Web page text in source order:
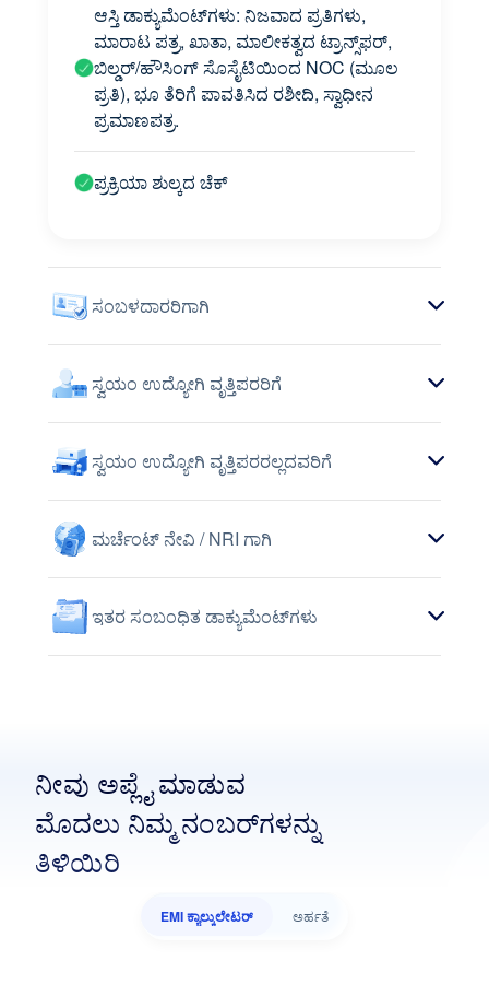
ಆಸ್ತಿ ಡಾಕ್ಯುಮೆಂಟ್‌ಗಳು: ನಿಜವಾದ ಪ್ರತಿಗಳು,
ಮಾರಾಟ ಪತ್ರ, ಖಾತಾ, ಮಾಲೀಕತ್ವದ ಟ್ರಾನ್ಸ್‌ಫರ್,
ಬಿಲ್ಡರ್/ಹೌಸಿಂಗ್ ಸೊಸೈಟಿಯಿಂದ NOC (ಮೂಲ
ಪ್ರತಿ), ಭೂ ತೆರಿಗೆ ಪಾವತಿಸಿದ ರಶೀದಿ, ಸ್ವಾಧೀನ
ಪ್ರಮಾಣಪತ್ರ.
ಪ್ರಕ್ರಿಯಾ ಶುಲ್ಕದ ಚೆಕ್
ಸಂಬಳದಾರರಿಗಾಗಿ
ಸ್ವಯಂ ಉದ್ಯೋಗಿ ವೃತ್ತಿಪರರಿಗೆ
ಸ್ವಯಂ ಉದ್ಯೋಗಿ ವೃತ್ತಿಪರರಲ್ಲದವರಿಗೆ
ಮರ್ಚೆಂಟ್ ನೇವಿ / NRI ಗಾಗಿ
ಇತರ ಸಂಬಂಧಿತ ಡಾಕ್ಯುಮೆಂಟ್‌ಗಳು
ನೀವು ಅಪ್ಲೈ ಮಾಡುವ
ಮೊದಲು ನಿಮ್ಮ ನಂಬರ್‌ಗಳನ್ನು
ತಿಳಿಯಿರಿ
EMI ಕ್ಯಾಲ್ಕುಲೇಟರ್ ಅರ್ಹತೆ